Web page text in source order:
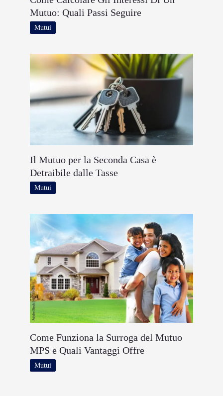
Mutuo: Quali Passi Seguire
Mutui
Il Mutuo per la Seconda Casa è
Detraibile dalle Tasse
Mutui
Come Funziona la Surroga del Mutuo
MPS e Quali Vantaggi Offre
Mutui